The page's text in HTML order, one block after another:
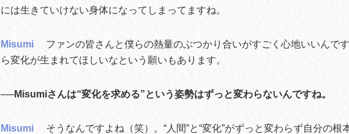
には生きていけない身体になってしまってますね。
Misumi
ファンの皆さんと僕らの熱量のぶつかり合いがすごく心地いいんで
ら変化が生まれてほしいなという願いもあります。
──Misumiさんは“変化を求める”という姿勢はずっと変わらないんですね。
Misumi
そうなんですよね（笑）。“人間”と“変化”がずっと変わらず自分の根